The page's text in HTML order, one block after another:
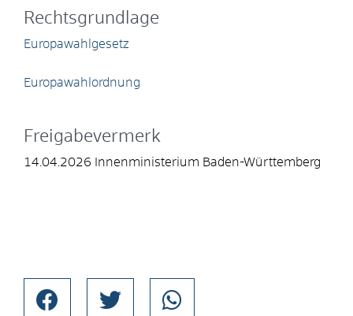
Rechtsgrundlage
Europawahlgesetz
Europawahlordnung
Freigabevermerk
14.04.2026 Innenministerium Baden-Württemberg